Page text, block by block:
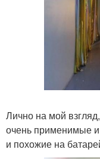
Лично на мой
очень применимые и
и похожие на